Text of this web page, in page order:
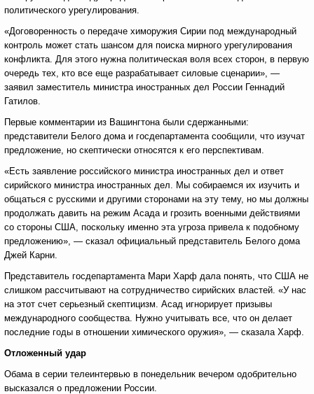
политического урегулирования.
«Договоренность о передаче химоружия Сирии под международный
контроль может стать шансом для поиска мирного урегулирования
конфликта. Для этого нужна политическая воля всех сторон, в первую
очередь тех, кто все еще разрабатывает силовые сценарии», —
заявил заместитель министра иностранных дел России Геннадий
Гатилов.
Первые комментарии из Вашингтона были сдержанными:
представители Белого дома и госдепартамента сообщили, что изучат
предложение, но скептически относятся к его перспективам.
«Есть заявление российского министра иностранных дел и ответ
сирийского министра иностранных дел. Мы собираемся их изучить и
общаться с русскими и другими сторонами на эту тему, но мы должны
продолжать давить на режим Асада и грозить военными действиями
со стороны США, поскольку именно эта угроза привела к подобному
предложению», — сказал официальный представитель Белого дома
Джей Карни.
Представитель госдепартамента Мари Харф дала понять, что США не
слишком рассчитывают на сотрудничество сирийских властей. «У нас
на этот счет серьезный скептицизм. Асад игнорирует призывы
международного сообщества. Нужно учитывать все, что он делает
последние годы в отношении химического оружия», — сказала Харф.
Отложенный удар
Обама в серии телеинтервью в понедельник вечером одобрительно
высказался о предложении России.